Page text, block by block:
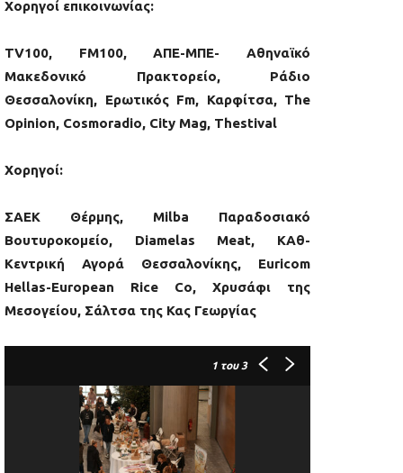
Χορηγοί επικοινωνίας:
TV100, FM100, ΑΠΕ-ΜΠΕ- Αθηναϊκό
Μακεδονικό Πρακτορείο, Ράδιο
Θεσσαλονίκη, Ερωτικός Fm, Καρφίτσα, The
Opinion, Cosmoradio, City Mag, Thestival
Χορηγοί:
ΣΑΕΚ Θέρμης, Milba Παραδοσιακό
Βουτυροκομείο, Diamelas Meat, ΚΑθ-
Κεντρική Αγορά Θεσσαλονίκης, Euricom
Hellas-European Rice Co, Χρυσάφι της
Μεσογείου, Σάλτσα της Κας Γεωργίας
1 του 3